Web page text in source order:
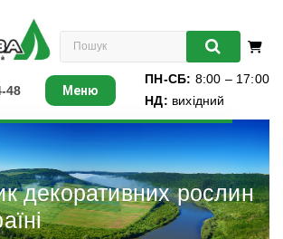
48
ПН-СБ: 8:00 – 17:00
НД: вихідний
Меню
Листяні
Хвойні
Ліани
декоративних рослин